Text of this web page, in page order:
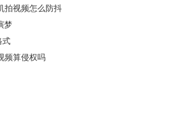
拍视频怎么防抖
梦
式
频算侵权吗